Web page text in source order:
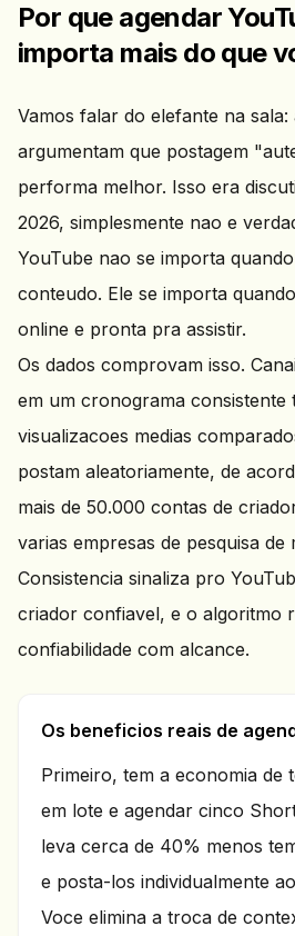
Por que agendar
importa mais do que
Vamos falar do elefante na
argumentam que postagem
performa melhor. Isso era
2026, simplesmente nao e
YouTube nao se importa
conteudo. Ele se importa
online e pronta pra assistir.
Os dados comprovam isso.
em um cronograma consistente
visualizacoes medias
postam aleatoriamente, de
mais de 50.000 contas de
varias empresas de pesquisa de
Consistencia sinaliza pro
criador confiavel, e o algoritmo
confiabilidade com alcance.
Os beneficios reais de
Primeiro, tem a economia de
em lote e agendar cinco
leva cerca de 40% menos
e posta-los individualmente
Voce elimina a troca de